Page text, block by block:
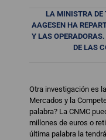
LA MINISTRA DE
AAGESEN HA
Y LAS
DE LAS
Otra investigación es
Mercados y la
palabra? La CNMC
millones de euros o
última palabra la